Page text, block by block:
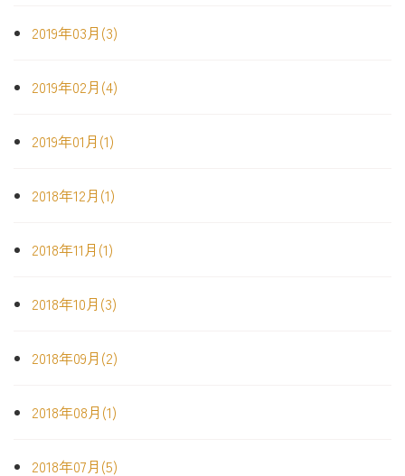
2019年03月(3)
2019年02月(4)
2019年01月(1)
2018年12月(1)
2018年11月(1)
2018年10月(3)
2018年09月(2)
2018年08月(1)
2018年07月(5)